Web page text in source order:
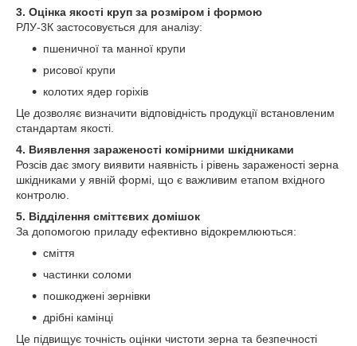
3. Оцінка якості круп за розміром і формою
РЛУ-3К застосовується для аналізу:
пшеничної та манної крупи
рисової крупи
колотих ядер горіхів
Це дозволяє визначити відповідність продукції встановленим
стандартам якості.
4. Виявлення зараженості комірними шкідниками
Розсів дає змогу виявити наявність і рівень зараженості зерна
шкідниками у явній формі, що є важливим етапом вхідного
контролю.
5. Відділення сміттєвих домішок
За допомогою приладу ефективно відокремлюються:
сміття
частинки соломи
пошкоджені зернівки
дрібні камінці
Це підвищує точність оцінки чистоти зерна та безпечності